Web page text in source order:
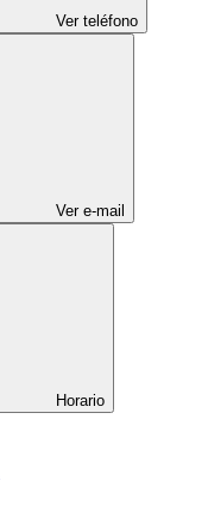
Ver teléfono
Ver e-mail
Horario